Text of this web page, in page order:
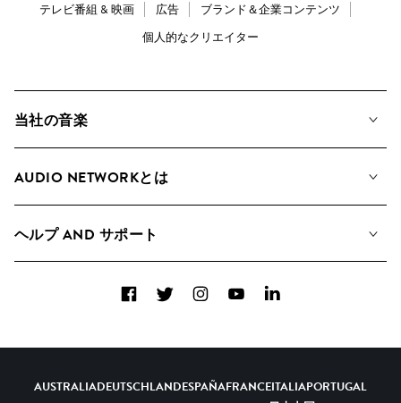
テレビ番組 & 映画 広告
ブランド＆企業コンテンツ
個人的なクリエイター
当社の音楽
検索
アルバム
AUDIO NETWORKとは
ヘルプ AND サポート
FacebookTwitterInstagramYouTubeLinkedIn
AUSTRALIADEUTSCHLANDESPAÑAFRANCEITALIAPORTUGAL